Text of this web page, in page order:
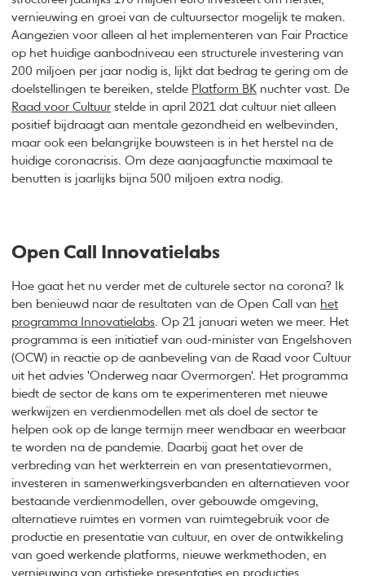
vernieuwing en groei van de cultuursector mogelijk te maken.
Aangezien voor alleen al het implementeren van Fair Practice
op het huidige aanbodniveau een structurele investering van
200 miljoen per jaar nodig is, lijkt dat bedrag te gering om de
doelstellingen te bereiken, stelde Platform BK nuchter vast. De
Raad voor Cultuur stelde in april 2021 dat cultuur niet alleen
positief bijdraagt aan mentale gezondheid en welbevinden,
maar ook een belangrijke bouwsteen is in het herstel na de
huidige coronacrisis. Om deze aanjaagfunctie maximaal te
benutten is jaarlijks bijna 500 miljoen extra nodig.
Open Call Innovatielabs
Hoe gaat het nu verder met de culturele sector na corona? Ik
ben benieuwd naar de resultaten van de Open Call van het
programma Innovatielabs. Op 21 januari weten we meer. Het
programma is een initiatief van oud-minister van Engelshoven
(OCW) in reactie op de aanbeveling van de Raad voor Cultuur
uit het advies 'Onderweg naar Overmorgen'. Het programma
biedt de sector de kans om te experimenteren met nieuwe
werkwijzen en verdienmodellen met als doel de sector te
helpen ook op de lange termijn meer wendbaar en weerbaar
te worden na de pandemie. Daarbij gaat het over de
verbreding van het werkterrein en van presentatievormen,
investeren in samenwerkingsverbanden en alternatieven voor
bestaande verdienmodellen, over gebouwde omgeving,
alternatieve ruimtes en vormen van ruimtegebruik voor de
productie en presentatie van cultuur, en over de ontwikkeling
van goed werkende platforms, nieuwe werkmethoden, en
vernieuwing van artistieke presentaties en producties.